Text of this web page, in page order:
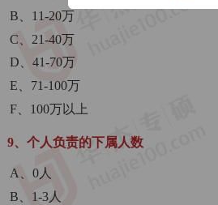
B、11-20万
C、21-40万
D、41-70万
E、71-100万
F、100万以上
9、个人负责的下属人数
A、0人
B、1-3人